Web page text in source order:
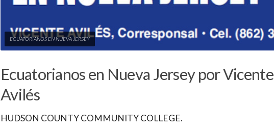
ECUATORIANOS EN NUEVA JERSEY
Ecuatorianos en Nueva Jersey por Vicente
Avilés
HUDSON COUNTY COMMUNITY COLLEGE.